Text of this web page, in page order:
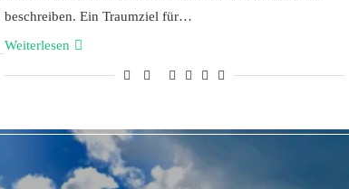
beschreiben. Ein Traumziel für…
Weiterlesen